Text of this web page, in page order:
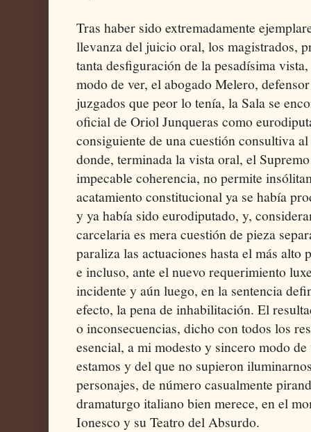
Tras haber sido extremadamente
llevanza del juicio oral, los magistrados,
tanta desfiguración de la pesadísima
modo de ver, el abogado Melero,
juzgados que peor lo tenía, la Sala se
oficial de Oriol Junqueras como
consiguiente de una cuestión consultiva
donde, terminada la vista oral, el
impecable coherencia, no permite
acatamiento constitucional ya se había
y ya había sido eurodiputado, y,
carcelaria es mera cuestión de pieza
paraliza las actuaciones hasta el más
e incluso, ante el nuevo requerimiento
incidente y aún luego, en la sentencia
efecto, la pena de inhabilitación. El
o inconsecuencias, dicho con todos los
esencial, a mi modesto y sincero modo
estamos y del que no supieron
personajes, de número casualmente
dramaturgo italiano bien merece, en el
Ionesco y su Teatro del Absurdo.